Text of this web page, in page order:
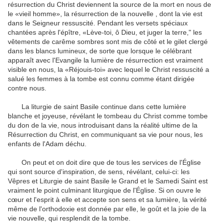
résurrection du Christ deviennent la source de la mort en nous de
le «vieil homme», la résurrection de la nouvelle dont la vie est
dans le Seigneur ressuscité Pendant les versets spéciaux
chantées après l'épître «Lève-toi , ô Dieu et juger la terre " les
vêtements de carême sombres sont mis de côté et le gilet clergé
dans les blancs lumineux de sorte que lorsque le célébrant
apparaît avec l'Evangile la lumière de résurrection est vraiment
visible en nous, la «Réjouis-toi» avec lequel le Christ ressuscité a
salué les femmes à la tombe est connu comme étant dirigée
contre nous.
La liturgie de saint Basile continue dans cette lumière
blanche et joyeuse , révélant le tombeau du Christ comme tombe
du don de la vie nous introduisant dans la réalité ultime de la
Résurrection du Christ , en communiquant sa vie pour nous les
enfants de l'Adam déchu
On peut et on doit dire que de tous les services de l'Église
qui sont source d'inspiration de sens , révélant , celui-ci: les
Vêpres et Liturgie de saint Basile le Grand et le Samedi Saint est
vraiment le point culminant liturgique de l'Église Si on ouvre le
cœur et l'esprit à elle et accepte son sens et sa lumière la vérité
même de l'orthodoxie est donnée par elle le goût et la joie de la
vie nouvelle , qui resplendit de la tombe